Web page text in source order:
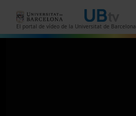
El portal de vídeo de la Universitat de Barcelona